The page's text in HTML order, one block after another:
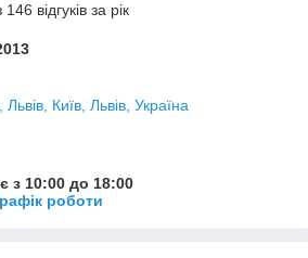
відгуків за рік
Київ, Львів, Україна
з 10:00 до 18:00
роботи